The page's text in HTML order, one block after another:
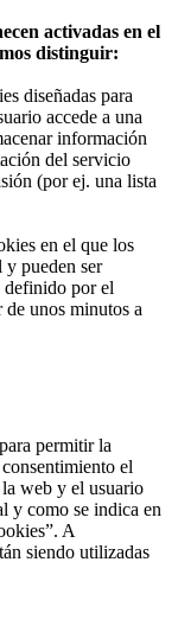
activadas en el
distinguir:
diseñadas para
accede a una
información
del servicio
(por ej. una lista
en el que los
y pueden ser
definido por el
unos minutos a
permitir la
el
web y el usuario
y como se indica en
A
siendo utilizadas